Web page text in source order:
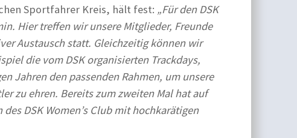
Sportfahrer Kreis, hält fest: „Für den DSK
Hier treffen wir unsere Mitglieder, Freunde
Austausch statt. Gleichzeitig können wir
die vom DSK organisierten Trackdays,
Jahren den passenden Rahmen, um unsere
zu ehren. Bereits zum zweiten Mal hat auf
DSK Women’s Club mit hochkarätigen